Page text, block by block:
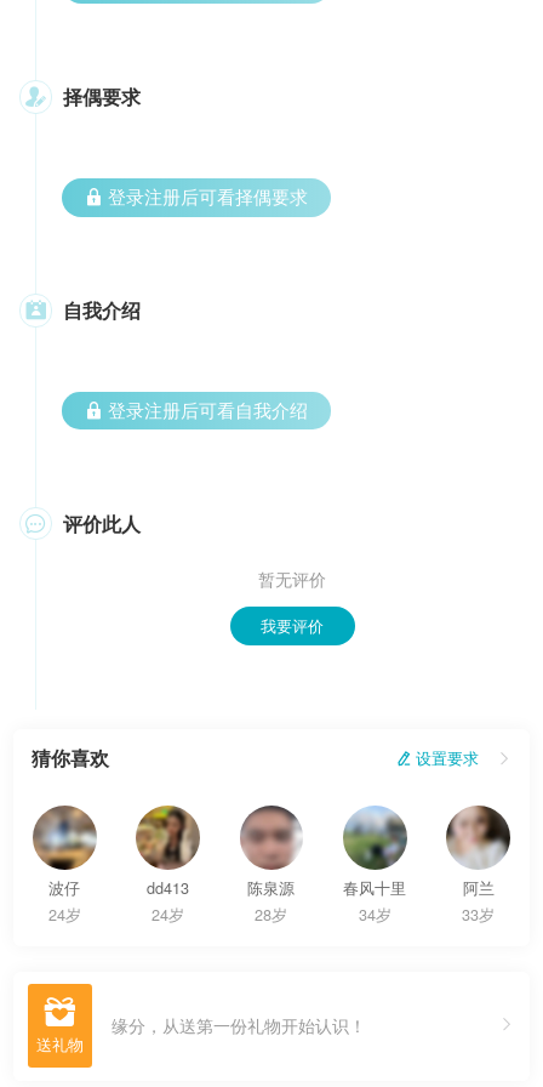
 择偶要求
 登录注册后可看择偶要求
 自我介绍
 登录注册后可看自我介绍
 评价此人
暂无评价
我要评价
猜你喜欢  设置要求 
波仔
24岁
dd413
24岁
陈泉源
28岁
春风十里
34岁
阿兰
33岁
 缘分，从送第一份礼物开始认识！